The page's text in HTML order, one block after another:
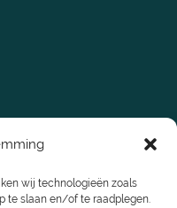
wij technologieën zoals
te slaan en/of te raadplegen.